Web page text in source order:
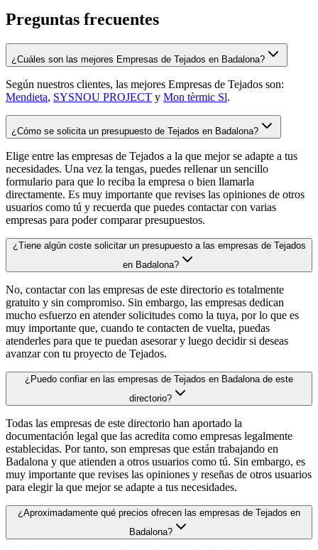
Preguntas frecuentes
¿Cuáles son las mejores Empresas de Tejados en Badalona?
Según nuestros clientes, las mejores Empresas de Tejados son:
Mendieta, SYSNOU PROJECT y Mon tèrmic Sl.
¿Cómo se solicita un presupuesto de Tejados en Badalona?
Elige entre las empresas de Tejados a la que mejor se adapte a tus
necesidades. Una vez la tengas, puedes rellenar un sencillo
formulario para que lo reciba la empresa o bien llamarla
directamente. Es muy importante que revises las opiniones de otros
usuarios como tú y recuerda que puedes contactar con varias
empresas para poder comparar presupuestos.
¿Tiene algún coste solicitar un presupuesto a las empresas de Tejados
en Badalona?
No, contactar con las empresas de este directorio es totalmente
gratuito y sin compromiso. Sin embargo, las empresas dedican
mucho esfuerzo en atender solicitudes como la tuya, por lo que es
muy importante que, cuando te contacten de vuelta, puedas
atenderles para que te puedan asesorar y luego decidir si deseas
avanzar con tu proyecto de Tejados.
¿Puedo confiar en las empresas de Tejados en Badalona de este
directorio?
Todas las empresas de este directorio han aportado la
documentación legal que las acredita como empresas legalmente
establecidas. Por tanto, son empresas que están trabajando en
Badalona y que atienden a otros usuarios como tú. Sin embargo, es
muy importante que revises las opiniones y reseñas de otros usuarios
para elegir la que mejor se adapte a tus necesidades.
¿Aproximadamente qué precios ofrecen las empresas de Tejados en
Badalona?